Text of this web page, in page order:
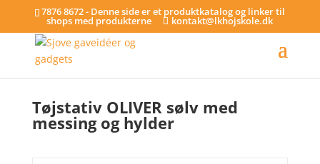
7876 8672 - Denne side er et produktkatalog og linker til
shops med produkterne kontakt@lkhojskole.dk
Tøjstativ OLIVER sølv med
messing og hylder